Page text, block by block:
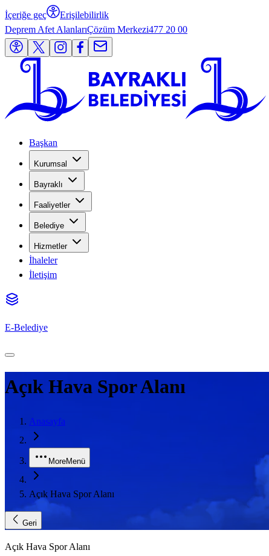
İçeriğe geç
Erişilebilirlik
Deprem Afet AlanlarıÇözüm Merkezi477 20 00
Başkan
Kurumsal
Bayraklı
Faaliyetler
Belediye
Hizmetler
İhaleler
İletişim
E-Belediye
Açık Hava Spor Alanı
Anasayfa
MoreMenü
Açık Hava Spor Alanı
Geri
Açık Hava Spor Alanı